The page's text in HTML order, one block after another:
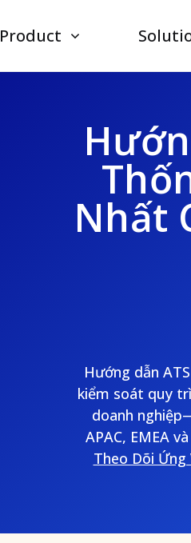
Product
Nhất
Hướng dẫn
kiểm soát quy
doanh
APAC, EMEA
Theo Dõi